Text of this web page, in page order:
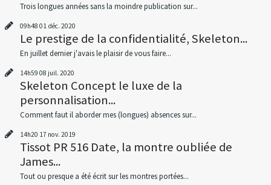
Trois longues années sans la moindre publication sur...
09h48 01 déc. 2020
Le prestige de la confidentialité, Skeleton...
En juillet dernier j'avais le plaisir de vous faire...
14h59 08 juil. 2020
Skeleton Concept le luxe de la
personnalisation...
Comment faut il aborder mes (longues) absences sur...
14h20 17 nov. 2019
Tissot PR 516 Date, la montre oubliée de
James...
Tout ou presque a été écrit sur les montres portées...